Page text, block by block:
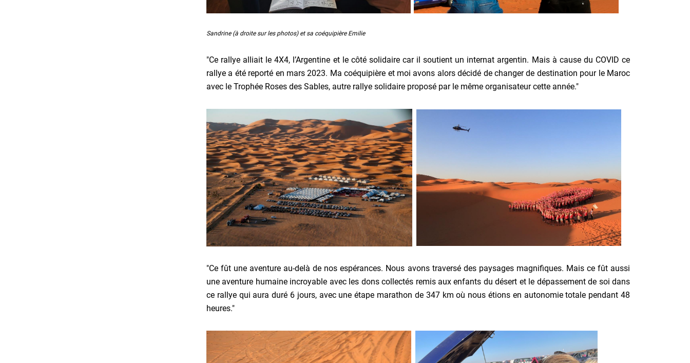
Sandrine (à droite sur les photos) et sa coéquipière Emilie
"Ce rallye alliait le 4X4, l’Argentine et le côté solidaire car il soutient un internat argentin. Mais à cause du COVID ce
rallye a été reporté en mars 2023. Ma coéquipière et moi avons alors décidé de changer de destination pour le Maroc
avec le Trophée Roses des Sables, autre rallye solidaire proposé par le même organisateur cette année."
"Ce fût une aventure au-delà de nos espérances. Nous avons traversé des paysages magnifiques. Mais ce fût aussi
une aventure humaine incroyable avec les dons collectés remis aux enfants du désert et le dépassement de soi dans
ce rallye qui aura duré 6 jours, avec une étape marathon de 347 km où nous étions en autonomie totale pendant 48
heures."